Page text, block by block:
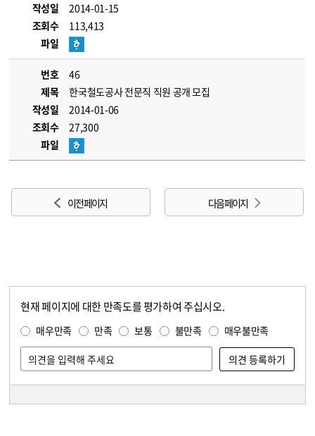
작성일
2014-01-15
조회수
113,413
파일
번호
46
제목
한국철도공사 전문직 직원 공개 모집
작성일
2014-01-06
조회수
27,300
파일
이전 페이지 다음 페이지
현재 페이지에 대한 만족도를 평가하여 주십시오.
매우만족 만족 보통 불만족 매우불만족